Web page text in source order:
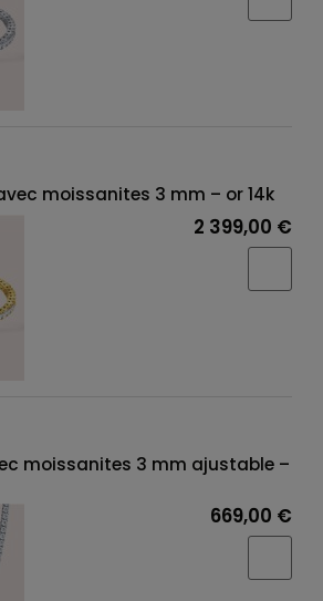
moissanites 3 mm – or 14k
2 399,00 €
moissanites 3 mm ajustable –
669,00 €